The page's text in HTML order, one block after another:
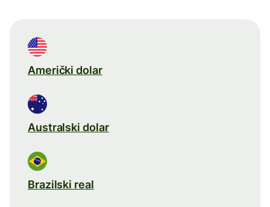
Američki dolar
Australski dolar
Brazilski real